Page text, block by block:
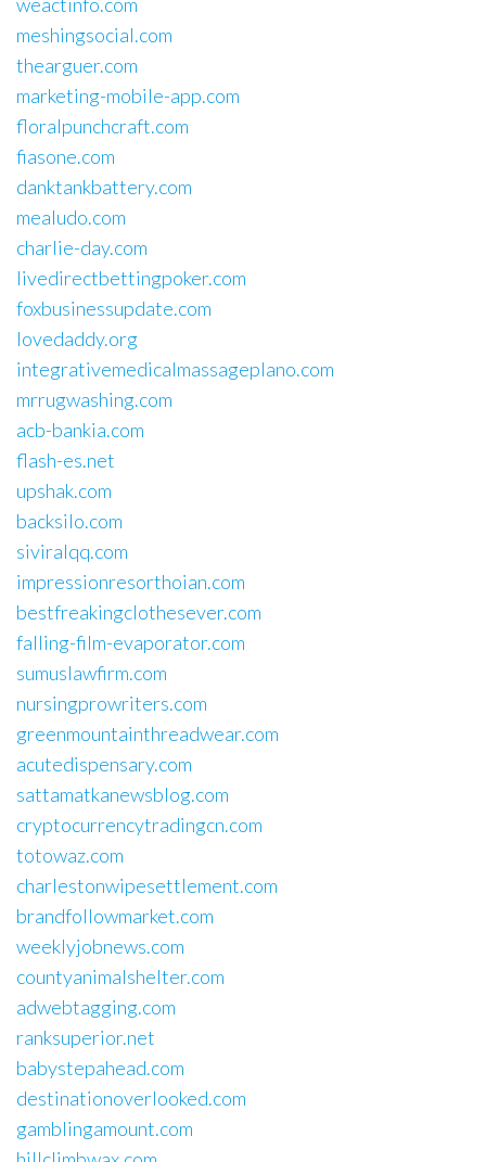
meshingsocial.com
thearguer.com
marketing-mobile-app.com
floralpunchcraft.com
fiasone.com
danktankbattery.com
mealudo.com
charlie-day.com
livedirectbettingpoker.com
foxbusinessupdate.com
lovedaddy.org
integrativemedicalmassageplano.com
mrrugwashing.com
acb-bankia.com
flash-es.net
upshak.com
backsilo.com
siviralqq.com
impressionresorthoian.com
bestfreakingclothesever.com
falling-film-evaporator.com
sumuslawfirm.com
nursingprowriters.com
greenmountainthreadwear.com
acutedispensary.com
sattamatkanewsblog.com
cryptocurrencytradingcn.com
totowaz.com
charlestonwipesettlement.com
brandfollowmarket.com
weeklyjobnews.com
countyanimalshelter.com
adwebtagging.com
ranksuperior.net
babystepahead.com
destinationoverlooked.com
gamblingamount.com